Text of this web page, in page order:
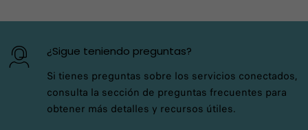
¿Sigue teniendo preguntas?
Si tienes preguntas sobre los servicios conectados,
consulta la sección de preguntas frecuentes para
obtener más detalles y recursos útiles.